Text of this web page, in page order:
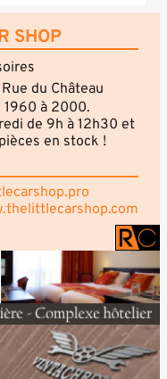
SHOP
du Château
1960 à 2000.
de 9h à 12h30 et
en stock !